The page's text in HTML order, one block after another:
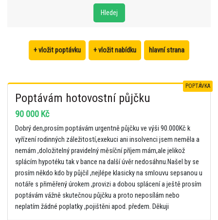
+ vložit poptávku + vložit nabídku hlavní strana
POPTÁVKA
Poptávám hotovostní půjčku
90 000 Kč
Dobrý den,prosím poptávám urgentně půjčku ve výši 90.000Kč k
vyřízení rodinných záležitostí,exekuci ani insolvenci jsem neměla a
nemám ,doložitelný pravidelný měsíční příjem mám,ale jelikož
splácím hypotéku tak v bance na další úvěr nedosáhnu.Našel by se
prosím někdo kdo by půjčil ,nejlépe klasicky na smlouvu sepsanou u
notáře s přiměřený úrokem ,provizi a dobou splácení a ještě prosím
poptávám vážně skutečnou půjčku a proto neposílám nebo
neplatím žádné poplatky ,pojištěni apod. předem. Děkuji